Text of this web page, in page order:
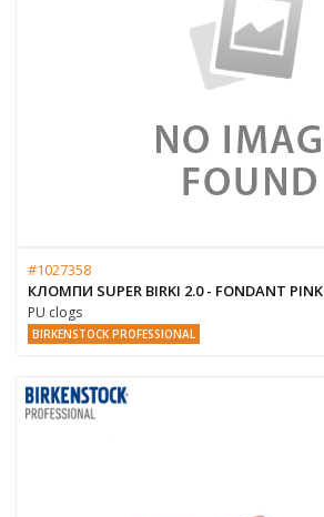
#1027358
КЛОМПИ SUPER BIRKI 2.0 - FONDANT PINK
PU clogs
BIRKENSTOCK PROFESSIONAL